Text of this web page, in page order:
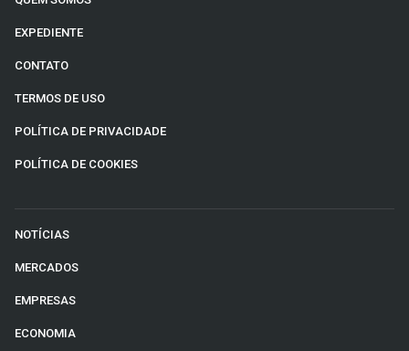
EXPEDIENTE
CONTATO
TERMOS DE USO
POLÍTICA DE PRIVACIDADE
POLÍTICA DE COOKIES
NOTÍCIAS
MERCADOS
EMPRESAS
ECONOMIA